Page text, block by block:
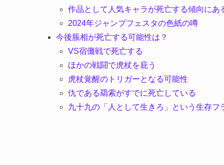
作品として人気キャラが死亡する傾向にあ
2024年ジャンプフェスタの色紙の噂
今後脹相が死亡する可能性は？
VS宿儺戦で死亡する
ほかの戦闘で虎杖を庇う
虎杖覚醒のトリガーとなる可能性
仇である羂索がすでに死亡している
九十九の「人として生きろ」という生存フ